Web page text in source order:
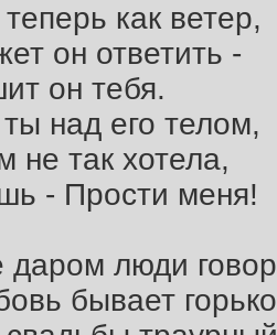
как ветер,
он ответить -
он тебя.
над его телом,
не так хотела,
- Прости меня!
даром люди
бывает